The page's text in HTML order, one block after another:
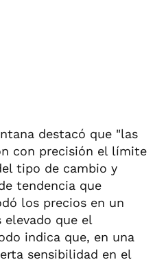
destacó que "las
con precisión el límite
tipo de cambio y
tendencia que
los precios en un
que el
indica que, en una
sensibilidad en el